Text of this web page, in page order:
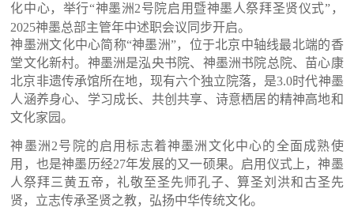
化中心，举行“神墨洲2号院启用暨神墨人祭拜圣贤仪式”，
2025神墨总部主管年中述职会议同步开启。
神墨洲文化中心简称“神墨洲”，位于北京中轴线最北端的香
堂文化新村。神墨洲是泓央书院、神墨洲书院总院、苗心康
北京非遗传承馆所在地，现有六个独立院落，是3.0时代神墨
人涵养身心、学习成长、共创共享、诗意栖居的精神高地和
文化家园。
神墨洲2号院的启用标志着神墨洲文化中心的全面成熟使
用，也是神墨历经27年发展的又一硕果。启用仪式上，神墨
人祭拜三黄五帝，礼敬至圣先师孔子、算圣刘洪和古圣先
贤，立志传承圣贤之教，弘扬中华传统文化。